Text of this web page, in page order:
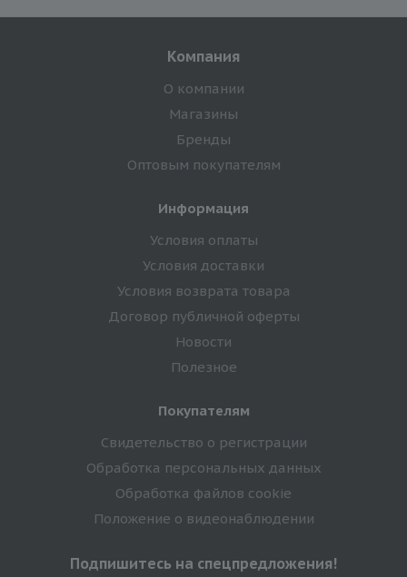
Компания
О компании
Магазины
Бренды
Оптовым покупателям
Информация
Условия оплаты
Условия доставки
Условия возврата товара
Договор публичной оферты
Новости
Полезное
Покупателям
Свидетельство о регистрации
Обработка персональных данных
Обработка файлов cookie
Положение о видеонаблюдении
Подпишитесь на спецпредложения!